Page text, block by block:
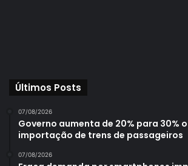
Últimos Posts
07/08/2026
Governo aumenta de 20% para 30%
importação de trens de passageiros
07/08/2026